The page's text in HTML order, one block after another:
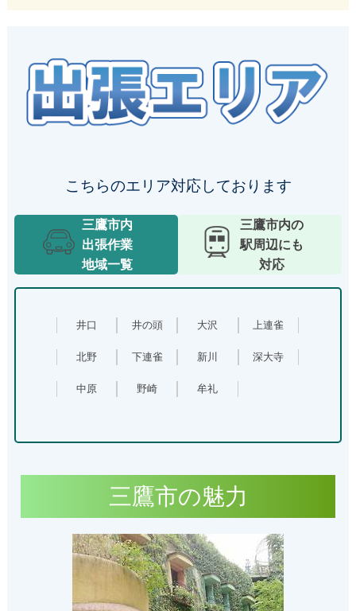
出張エリア
こちらのエリア対応しております
三鷹市内
出張作業
地域一覧
三鷹市内の
駅周辺にも
対応
井口 井の頭 大沢 上連雀
北野 下連雀 新川 深大寺
中原 野崎 牟礼
三鷹市の魅力